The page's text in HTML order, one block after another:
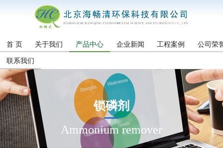
首 页 关于我们 产品中心 企业新闻 工程案例
公司荣
联系我们
锁磷剂
Ammonium remover